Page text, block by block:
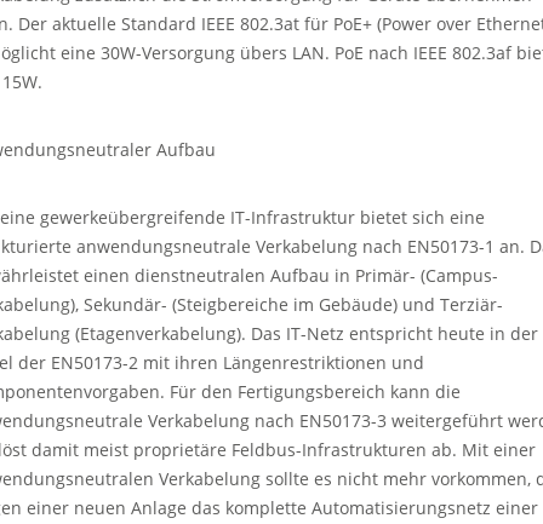
Der aktuelle Standard IEEE 802.3at für PoE+ (Power over
eine 30W-Versorgung übers LAN. PoE nach IEEE 802.3af
Aufbau
gewerkeübergreifende IT-Infrastruktur bietet sich eine
anwendungsneutrale Verkabelung nach EN50173-1 an.
einen dienstneutralen Aufbau in Primär- (Campus-
Sekundär- (Steigbereiche im Gebäude) und Terziär-
(Etagenverkabelung). Das IT-Netz entspricht heute in der
der EN50173-2 mit ihren Längenrestriktionen und
Für den Fertigungsbereich kann die
Verkabelung nach EN50173-3 weitergeführt
damit meist proprietäre Feldbus-Infrastrukturen ab. Mit einer
Verkabelung sollte es nicht mehr vorkommen,
einer neuen Anlage das komplette Automatisierungsnetz einer